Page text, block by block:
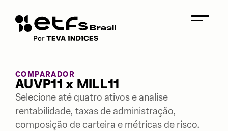
COMPARADOR
AUVP11 x MILL11
Selecione até quatro ativos e analise
rentabilidade, taxas de administração,
composição de carteira e métricas de risco.